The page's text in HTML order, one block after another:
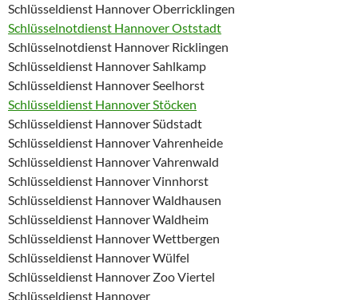
Schlüsseldienst Hannover Oberricklingen
Schlüsselnotdienst Hannover Oststadt
Schlüsselnotdienst Hannover Ricklingen
Schlüsseldienst Hannover Sahlkamp
Schlüsseldienst Hannover Seelhorst
Schlüsseldienst Hannover Stöcken
Schlüsseldienst Hannover Südstadt
Schlüsseldienst Hannover Vahrenheide
Schlüsseldienst Hannover Vahrenwald
Schlüsseldienst Hannover Vinnhorst
Schlüsseldienst Hannover Waldhausen
Schlüsseldienst Hannover Waldheim
Schlüsseldienst Hannover Wettbergen
Schlüsseldienst Hannover Wülfel
Schlüsseldienst Hannover Zoo Viertel
Schlüsseldienst Hannover